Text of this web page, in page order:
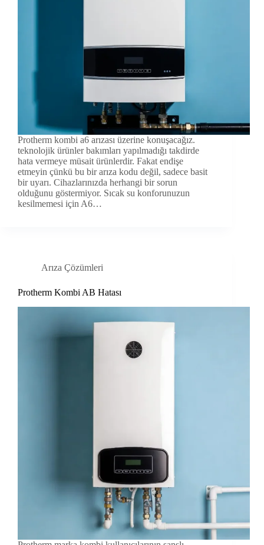
Protherm kombi a6 arızası üzerine konuşacağız.
teknolojik ürünler bakımları yapılmadığı takdirde
hata vermeye müsait ürünlerdir. Fakat endişe
etmeyin çünkü bu bir arıza kodu değil, sadece basit
bir uyarı. Cihazlarınızda herhangi bir sorun
olduğunu göstermiyor. Sıcak su konforunuzun
kesilmemesi için A6…
Arıza Çözümleri
Protherm Kombi AB Hatası